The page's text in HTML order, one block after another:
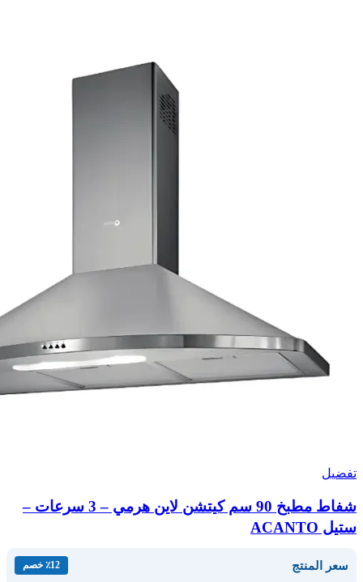
تفضيل
شفاط مطبخ 90 سم كيتشن لاين هرمي – 3 سرعات –
ستيل ACANTO
سعر المنتج ٪12 خصم